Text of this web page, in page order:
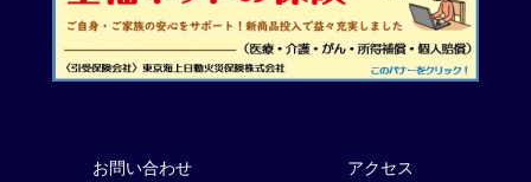
お問い合わせ アクセス